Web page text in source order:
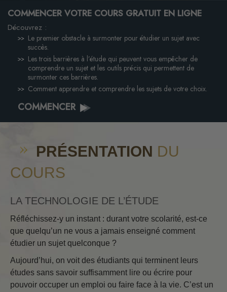
COMMENCER VOTRE COURS GRATUIT EN LIGNE
Découvrez :
Le premier obstacle à surmonter pour étudier un sujet avec
succès.
Les trois barrières à l’étude qui peuvent vous empêcher de
comprendre un sujet et les outils précis qui permettent de
surmonter ces barrières.
Comment apprendre et comprendre les sujets de votre choix.
COMMENCER
PRÉSENTATION DU
COURS
LA TECHNOLOGIE DE L’ÉTUDE
Réfléchissez-y un instant : durant votre scolarité, est-ce
que quelqu’un ne vous a jamais enseigné comment
étudier un sujet quelconque ?
Aujourd’hui, on voit des étudiants qui terminent leurs
études sans savoir suffisamment lire ou écrire pour
pouvoir occuper un emploi ou faire face à la vie. C’est un